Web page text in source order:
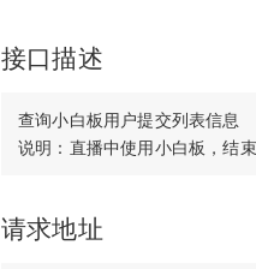
接口描述
查询小白板用户提交列表信息
请求地址